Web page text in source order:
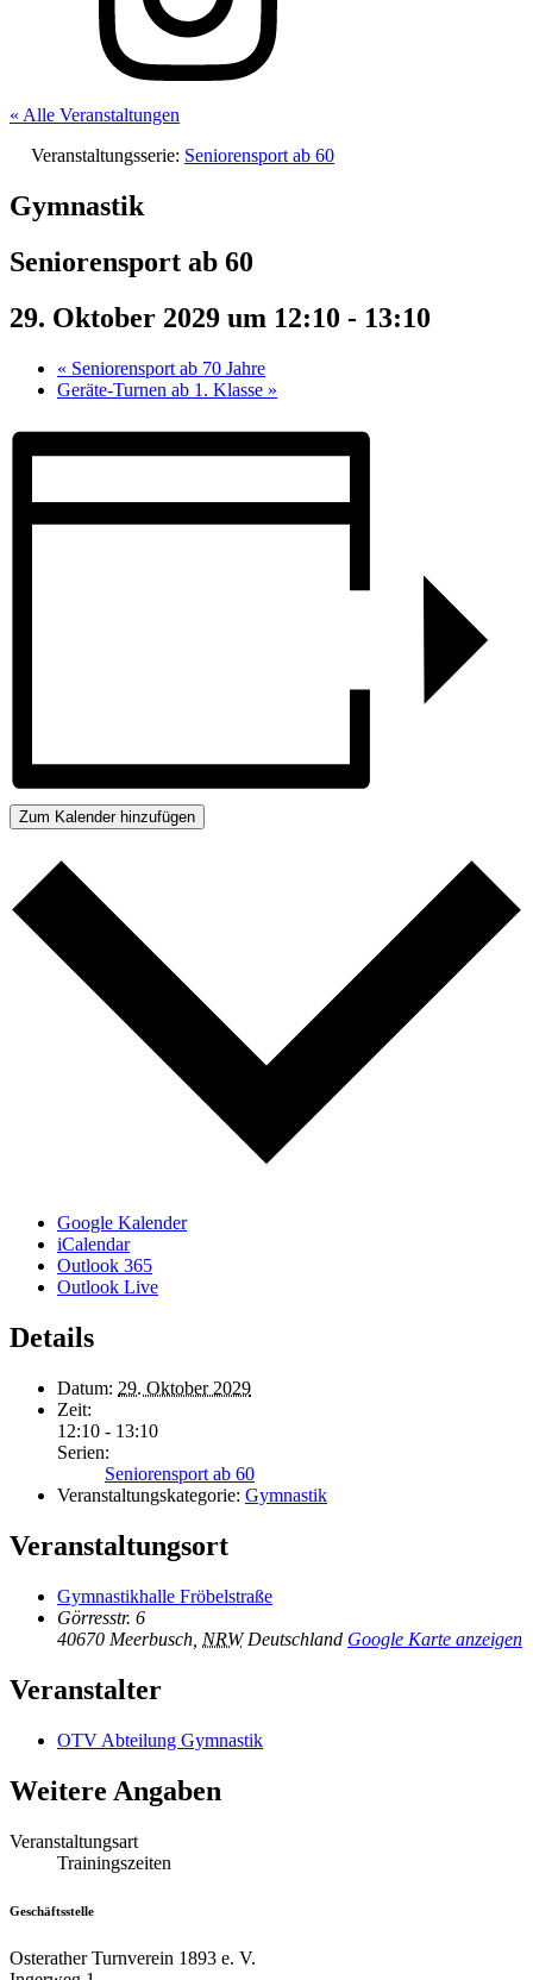
« Alle Veranstaltungen
Veranstaltungsserie: Seniorensport ab 60
Gymnastik
Seniorensport ab 60
29. Oktober 2029 um 12:10 - 13:10
« Seniorensport ab 70 Jahre
Geräte-Turnen ab 1. Klasse »
Zum Kalender hinzufügen
Google Kalender
iCalendar
Outlook 365
Outlook Live
Details
Datum: 29. Oktober 2029
Zeit:
12:10 - 13:10
Serien:
Seniorensport ab 60
Veranstaltungskategorie: Gymnastik
Veranstaltungsort
Gymnastikhalle Fröbelstraße
Görresstr. 6
40670 Meerbusch NRW Deutschland Google Karte anzeigen
Veranstalter
OTV Abteilung Gymnastik
Weitere Angaben
Veranstaltungsart
Trainingszeiten
Geschäftsstelle
Osterather Turnverein 1893 e. V.